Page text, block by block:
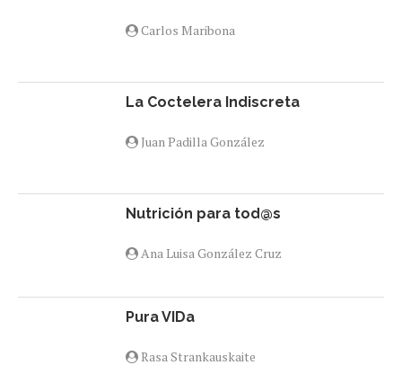
Carlos Maribona
La Coctelera Indiscreta
Juan Padilla González
Nutrición para tod@s
Ana Luisa González Cruz
Pura VIDa
Rasa Strankauskaite